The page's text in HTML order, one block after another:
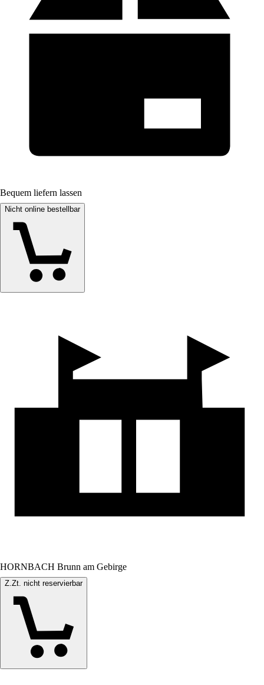
Bequem liefern lassen
Nicht online bestellbar
HORNBACH Brunn am Gebirge
Z.Zt. nicht reservierbar